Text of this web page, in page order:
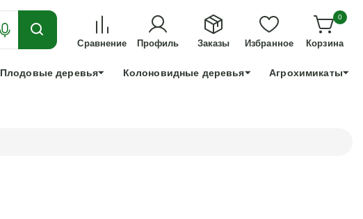
ДЛЯ ТЕХ, КТО УСПЕЕТ!
+7 991 898 83 30
Сравнение Профиль Заказы Избранное
0
Корзина
Плодовые деревья Колоновидные деревья Агрохимикаты